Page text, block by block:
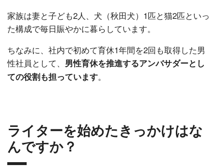
家族は妻と子ども2人、犬（秋田犬）1匹と猫2匹といっ
た構成で毎日賑やかに暮らしています。
ちなみに、社内で初めて育休1年間を2回も取得した男
性社員として、 男性育休を推進するアンバサダーとし
ての役割も担っています。
ライターを始めたきっかけはな
んですか？